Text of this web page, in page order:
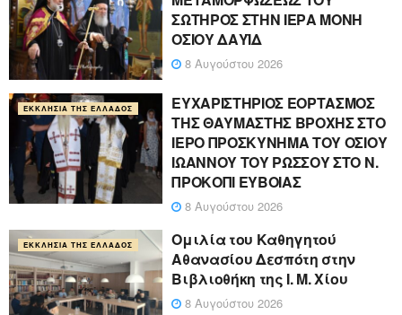
ΣΩΤΗΡΟΣ ΣΤΗΝ ΙΕΡΑ ΜΟΝΗ
ΟΣΙΟΥ ΔΑΥΪΔ
8 Αυγούστου 2026
ΕΚΚΛΗΣΊΑ ΤΗΣ ΕΛΛΆΔΟΣ
ΕΥΧΑΡΙΣΤΗΡΙΟΣ ΕΟΡΤΑΣΜΟΣ
ΤΗΣ ΘΑΥΜΑΣΤΗΣ ΒΡΟΧΗΣ ΣΤΟ
ΙΕΡΟ ΠΡΟΣΚΥΝΗΜΑ ΤΟΥ ΟΣΙΟΥ
ΙΩΑΝΝΟΥ ΤΟΥ ΡΩΣΣΟΥ ΣΤΟ Ν.
ΠΡΟΚΟΠΙ ΕΥΒΟΙΑΣ
8 Αυγούστου 2026
ΕΚΚΛΗΣΊΑ ΤΗΣ ΕΛΛΆΔΟΣ
Ομιλία του Καθηγητού
Αθανασίου Δεσπότη στην
Βιβλιοθήκη της Ι. Μ. Χίου
8 Αυγούστου 2026